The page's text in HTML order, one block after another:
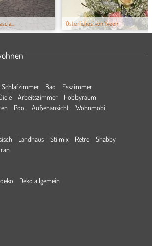
'Österliches' von Yveen
Schlafzimmer Bad
Esszimmer
Arbeitszimmer
Hobbyraum
Pool Außenansicht Wohnmobil
Landhaus Stilmix Retro
Shabby
Deko allgemein